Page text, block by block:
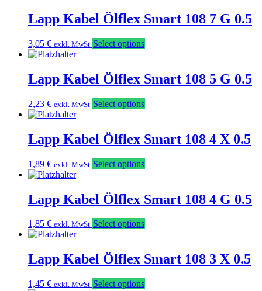
Lapp Kabel Ölflex Smart 108 7 G 0.5
3,05 € exkl. MwSt Select options
Lapp Kabel Ölflex Smart 108 5 G 0.5
2,23 € exkl. MwSt Select options
Lapp Kabel Ölflex Smart 108 4 X 0.5
1,89 € exkl. MwSt Select options
Lapp Kabel Ölflex Smart 108 4 G 0.5
1,85 € exkl. MwSt Select options
Lapp Kabel Ölflex Smart 108 3 X 0.5
1,45 € exkl. MwSt Select options